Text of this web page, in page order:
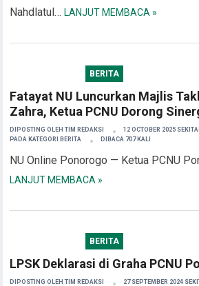
Nahdlatul…LANJUT MEMBACA »
BERITA
Fatayat NU Luncurkan Majlis
Zahra, Ketua PCNU Dorong
DIPOSTING OLEHTIM REDAKSI
12 OCTOBER 2025
PADA KATEGORI
BERITA DIBACA 707 KALI
NU Online Ponorogo — Ketua PCNU
LANJUT MEMBACA »
BERITA
LPSK Deklarasi di Graha PCNU
DIPOSTING OLEHTIM REDAKSI
27 SEPTEMBER 2024